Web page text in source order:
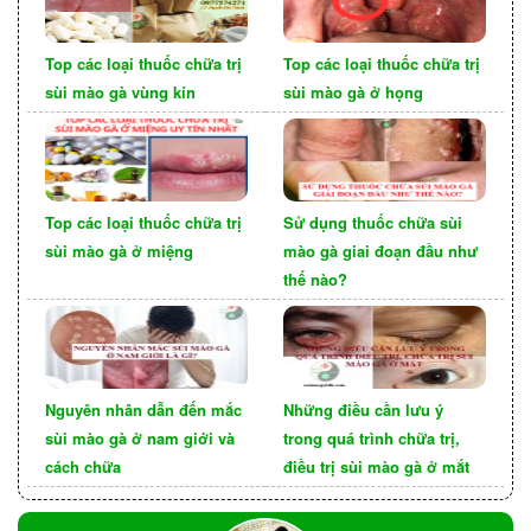
Sùi mào gà không tự hết và chỉ phát triển không
ngừng. Nếu như bệnh nhân không điều trị ngay
với quy trình đúng thì sẽ nặng hơn với những đợt
Top các loại thuốc chữa trị
sùi mào gà vùng kín
Top các loại thuốc chữa trị
sùi mào gà ở họng
Top các loại thuốc chữa trị
sùi mào gà ở miệng
Sử dụng thuốc chữa sùi
mào gà giai đoạn đầu như
thế nào?
Nguyên nhân dẫn đến mắc
sùi mào gà ở nam giới và
cách chữa
Những điều cần lưu ý
trong quá trình chữa trị,
điều trị sùi mào gà ở mắt